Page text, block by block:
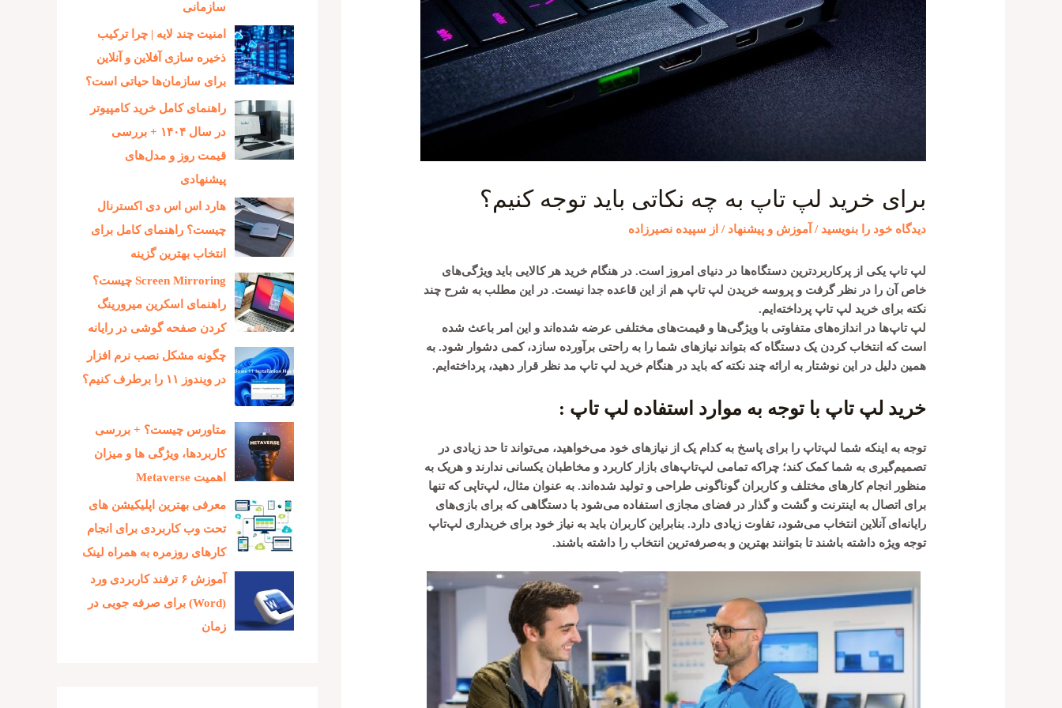
برای خرید لپ تاپ به چه نکاتی باید توجه کنیم؟
دیدگاه‌ خود را بنویسید / آموزش و پیشنهاد / از سپیده نصیرزاده
لپ تاپ یکی از پرکاربردترین دستگاه‌ها در دنیای امروز است. در هنگام خرید هر کالایی باید ویژگی‌های
خاص آن را در نظر گرفت و پروسه خریدن لپ تاپ هم از این قاعده جدا نیست. در این مطلب به شرح چند
نکته برای خرید لپ تاپ پرداخته‌ایم.
لپ تاپ‌ها در اندازه‌های متفاوتی با ویژگی‌ها و قیمت‌های مختلفی عرضه شده‌اند و این امر باعث شده
است که انتخاب کردن یک دستگاه که بتواند نیازهای شما را به راحتی برآورده سازد، کمی دشوار شود. به
همین دلیل در این نوشتار به ارائه چند نکته که باید در هنگام خرید لپ تاپ مد نظر قرار دهید، پرداخته‌ایم.
خرید لپ تاپ با توجه به موارد استفاده لپ تاپ :
توجه به اینکه شما لپ‌تاپ را برای پاسخ به کدام یک از نیازهای خود می‌خواهید، می‌تواند تا حد زیادی در
تصمیم‌گیری به شما کمک کند؛ چراکه تمامی لپ‌تاپ‌های بازار کاربرد و مخاطبان یکسانی ندارند و هریک به
منظور انجام کارهای مختلف و کاربران گوناگونی طراحی و تولید شده‌اند. به عنوان مثال، لپ‌تاپی که تنها
برای اتصال به اینترنت و گشت و گذار در فضای مجازی استفاده می‌شود با دستگاهی که برای بازی‌های
رایانه‌ای آنلاین انتخاب می‌شود، تفاوت زیادی دارد. بنابراین کاربران باید به نیاز خود برای خریداری لپ‌تاپ
توجه ویژه داشته باشند تا بتوانند بهترین و به‌صرفه‌ترین انتخاب را داشته باشند.
سازمانی
امنیت چند لایه | چرا ترکیب
ذخیره‌ سازی آفلاین و آنلاین
برای سازمان‌ها حیاتی است؟
راهنمای کامل خرید کامپیوتر
در سال ۱۴۰۴ + بررسی
قیمت روز و مدل‌های
پیشنهادی
هارد اس اس دی اکسترنال
چیست؟ راهنمای کامل برای
انتخاب بهترین گزینه
Screen Mirroring چیست؟
راهنمای اسکرین میرورینگ
کردن صفحه گوشی در رایانه
چگونه مشکل نصب نرم افزار
در ویندوز ۱۱ را برطرف کنیم؟
متاورس چیست؟ + بررسی
کاربردها، ویژگی ها و میزان
اهمیت Metaverse
معرفی بهترین اپلیکیشن های
تحت وب کاربردی برای انجام
کارهای روزمره به همراه لینک
آموزش ۶ ترفند کاربردی ورد
(Word) برای صرفه جویی در
زمان